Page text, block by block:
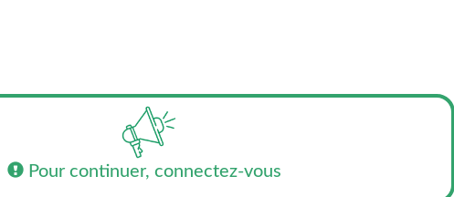
Pour continuer, connectez-vous